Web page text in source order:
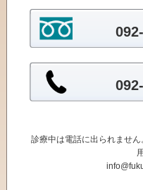
診療中は電話に出られませ